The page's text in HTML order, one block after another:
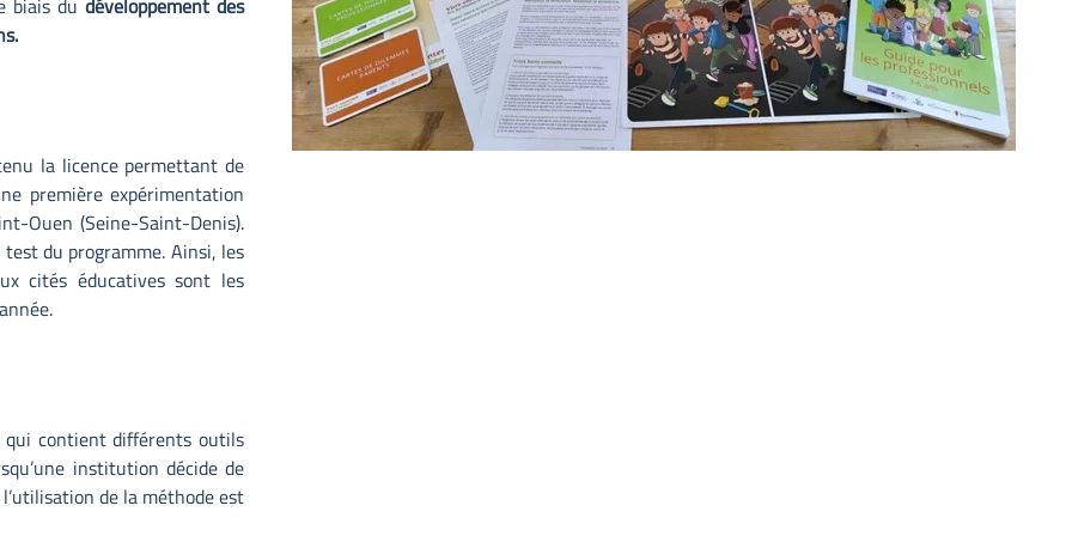
biais du développement des
la licence permettant de
première expérimentation
Ouen (Seine-Saint-Denis).
du programme. Ainsi, les
cités éducatives sont les
contient différents outils
institution décide de
de la méthode est